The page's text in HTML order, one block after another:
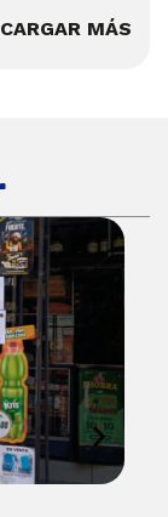
CARGAR MÁS